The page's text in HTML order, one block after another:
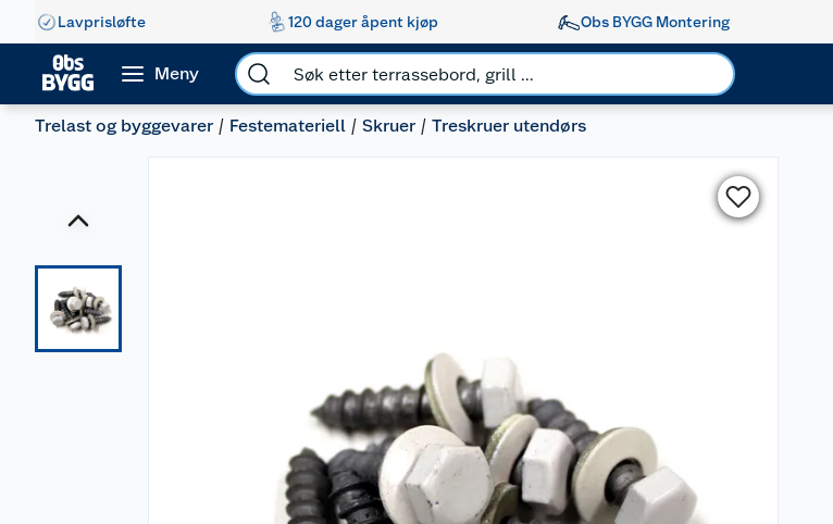
Lavprisløfte 120 dager åpent kjøp Obs BYGG Montering
Meny
Trelast og byggevarer Festemateriell Skruer Treskruer utendørs